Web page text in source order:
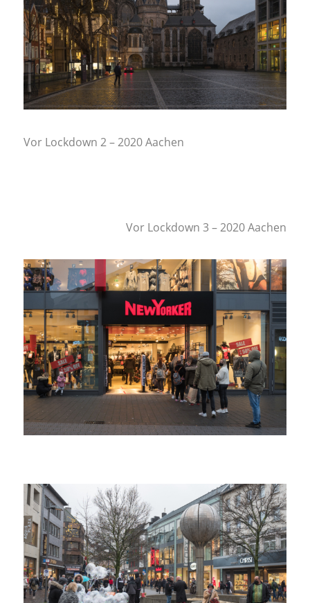
Vor Lockdown 2 – 2020 Aachen
Vor Lockdown 3 – 2020 Aachen